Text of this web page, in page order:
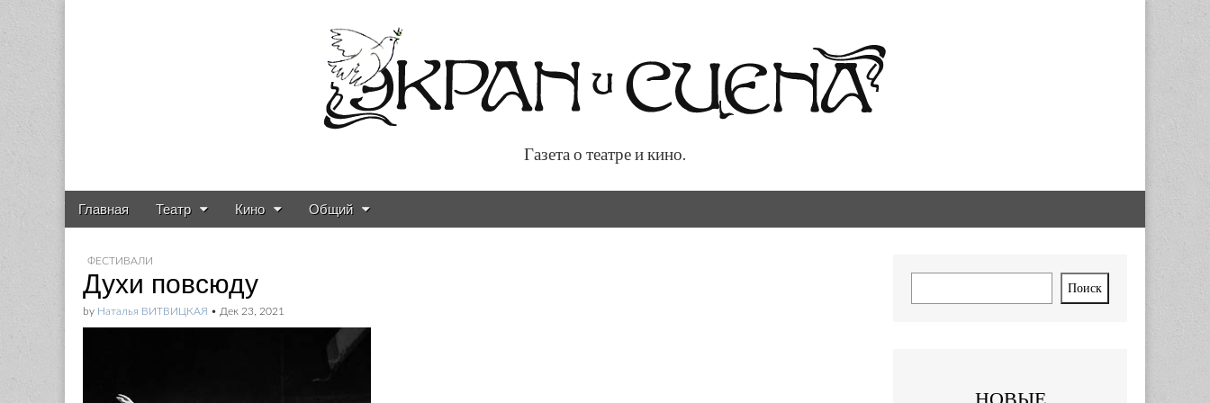
Газета о театре и кино.
Газета о театре и кино.
Main menu
Skip to content
Главная Театр Кино Общий
ФЕСТИВАЛИ
Духи повсюду
by Наталья ВИТВИЦКАЯ • Дек 23, 2021
Поиск